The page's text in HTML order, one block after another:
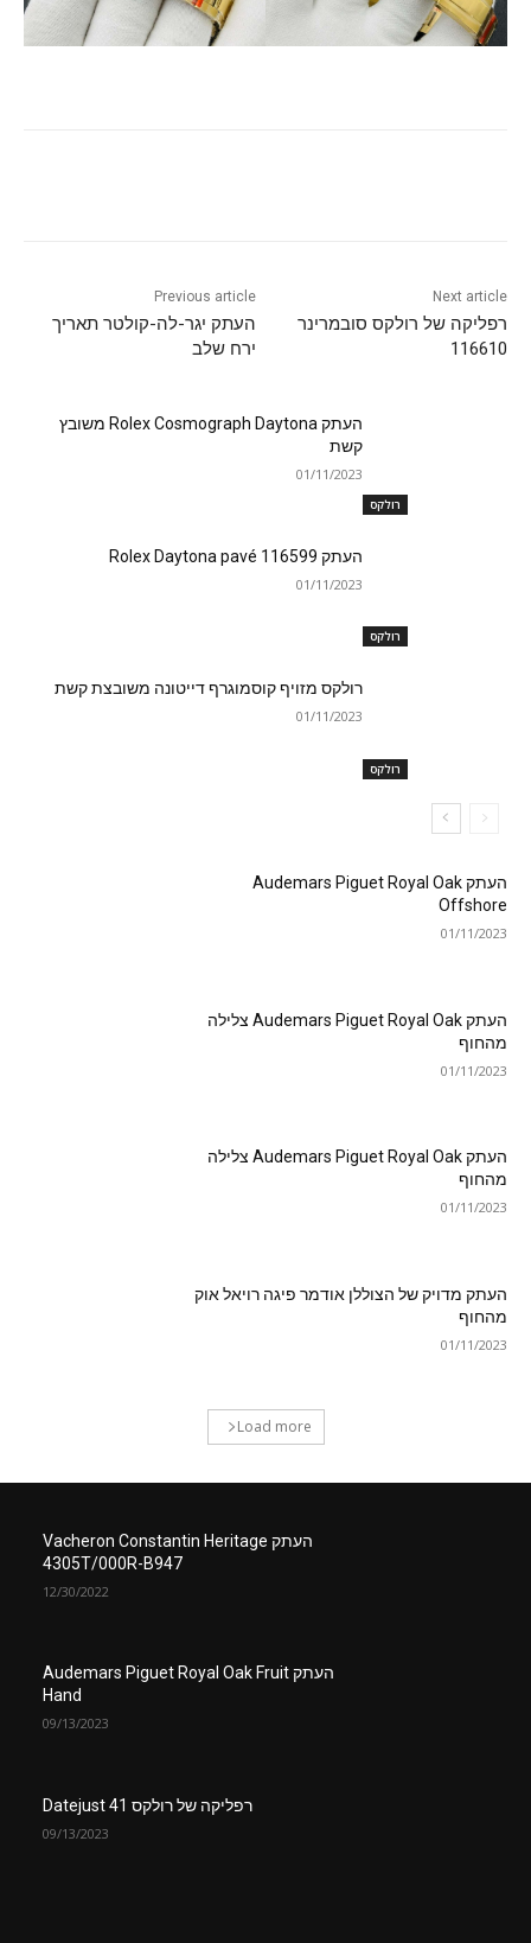
Previous article
העתק יגר-לה-קולטר תאריך
ירח שלב
Next article
רפליקה של רולקס סובמרינר
116610
רולקס
העתק Rolex Cosmograph Daytona משובץ
קשת
01/11/2023
רולקס
העתק Rolex Daytona pavé 116599
01/11/2023
רולקס
רולקס מזויף קוסמוגרף דייטונה משובצת קשת
01/11/2023
העתק Audemars Piguet Royal Oak
Offshore
01/11/2023
העתק Audemars Piguet Royal Oak צלילה
מהחוף
01/11/2023
העתק Audemars Piguet Royal Oak צלילה
מהחוף
01/11/2023
העתק מדויק של הצוללן אודמר פיגה רויאל אוק
מהחוף
01/11/2023
Load more
העתק Vacheron Constantin Heritage
4305T/000R-B947
12/30/2022
העתק Audemars Piguet Royal Oak Fruit
Hand
09/13/2023
רפליקה של רולקס Datejust 41
09/13/2023